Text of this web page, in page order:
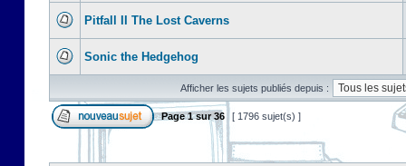
Pitfall II The Lost Caverns
Sonic the Hedgehog
Afficher les sujets publiés depuis :
Page1sur36 [ 1796 sujet(s) ]